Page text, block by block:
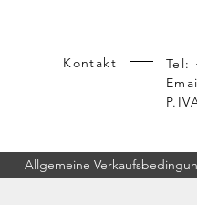
Kontakt
Tel:
Allgemeine